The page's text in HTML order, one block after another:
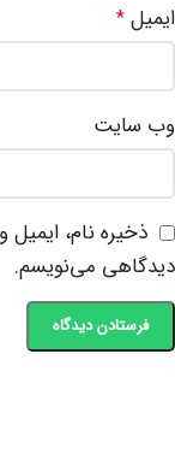
ایمیل *
وب‌ سایت
ذخیره نام،
دیدگاهی می‌نویسم.